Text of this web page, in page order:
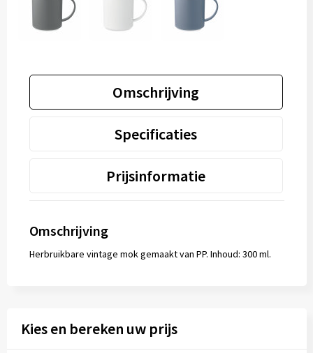
Omschrijving
Specificaties
Prijsinformatie
Omschrijving
Herbruikbare vintage mok gemaakt van PP. Inhoud: 300 ml.
Kies en bereken uw prijs